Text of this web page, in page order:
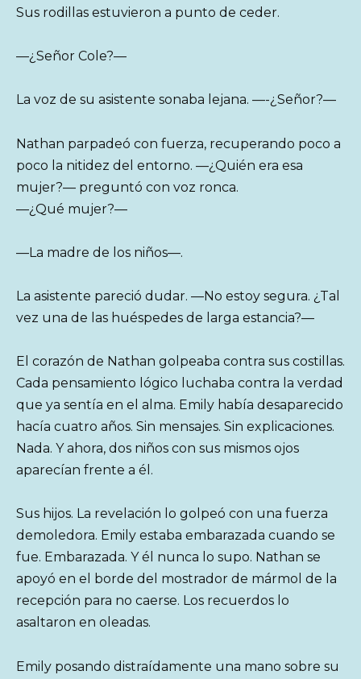
Sus rodillas estuvieron a punto de ceder.
—¿Señor Cole?—
La voz de su asistente sonaba lejana. —-¿Señor?—
Nathan parpadeó con fuerza, recuperando poco a
poco la nitidez del entorno. —¿Quién era esa
mujer?— preguntó con voz ronca.
—¿Qué mujer?—
—La madre de los niños—.
La asistente pareció dudar. —No estoy segura. ¿Tal
vez una de las huéspedes de larga estancia?—
El corazón de Nathan golpeaba contra sus costillas.
Cada pensamiento lógico luchaba contra la verdad
que ya sentía en el alma. Emily había desaparecido
hacía cuatro años. Sin mensajes. Sin explicaciones.
Nada. Y ahora, dos niños con sus mismos ojos
aparecían frente a él.
Sus hijos. La revelación lo golpeó con una fuerza
demoledora. Emily estaba embarazada cuando se
fue. Embarazada. Y él nunca lo supo. Nathan se
apoyó en el borde del mostrador de mármol de la
recepción para no caerse. Los recuerdos lo
asaltaron en oleadas.
Emily posando distraídamente una mano sobre su